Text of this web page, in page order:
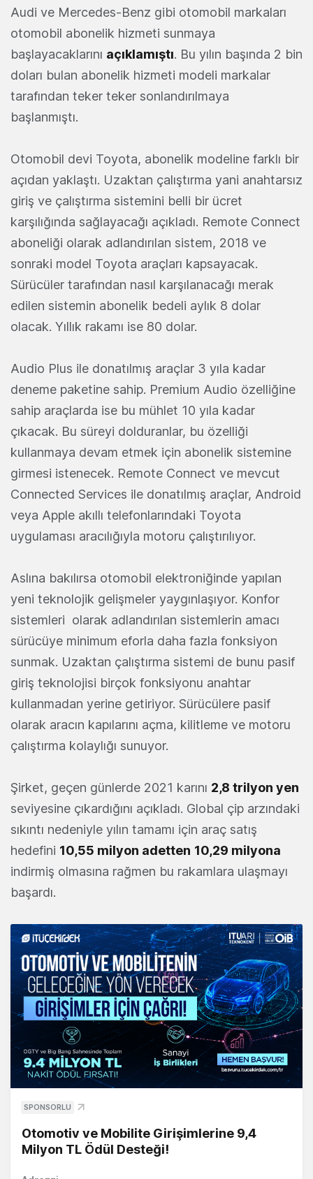
Audi ve Mercedes-Benz gibi otomobil markaları
otomobil abonelik hizmeti sunmaya
başlayacaklarını açıklamıştı. Bu yılın başında 2 bin
doları bulan abonelik hizmeti modeli markalar
tarafından teker teker sonlandırılmaya
başlanmıştı.
Otomobil devi Toyota, abonelik modeline farklı bir
açıdan yaklaştı. Uzaktan çalıştırma yani anahtarsız
giriş ve çalıştırma sistemini belli bir ücret
karşılığında sağlayacağı açıkladı. Remote Connect
aboneliği olarak adlandırılan sistem, 2018 ve
sonraki model Toyota araçları kapsayacak.
Sürücüler tarafından nasıl karşılanacağı merak
edilen sistemin abonelik bedeli aylık 8 dolar
olacak. Yıllık rakamı ise 80 dolar.
Audio Plus ile donatılmış araçlar 3 yıla kadar
deneme paketine sahip. Premium Audio özelliğine
sahip araçlarda ise bu mühlet 10 yıla kadar
çıkacak. Bu süreyi dolduranlar, bu özelliği
kullanmaya devam etmek için abonelik sistemine
girmesi istenecek. Remote Connect ve mevcut
Connected Services ile donatılmış araçlar, Android
veya Apple akıllı telefonlarındaki Toyota
uygulaması aracılığıyla motoru çalıştırılıyor.
Aslına bakılırsa otomobil elektroniğinde yapılan
yeni teknolojik gelişmeler yaygınlaşıyor. Konfor
sistemleri olarak adlandırılan sistemlerin amacı
sürücüye minimum eforla daha fazla fonksiyon
sunmak. Uzaktan çalıştırma sistemi de bunu pasif
giriş teknolojisi birçok fonksiyonu anahtar
kullanmadan yerine getiriyor. Sürücülere pasif
olarak aracın kapılarını açma, kilitleme ve motoru
çalıştırma kolaylığı sunuyor.
Şirket, geçen günlerde 2021 karını 2,8 trilyon yen
seviyesine çıkardığını açıkladı. Global çip arzındaki
sıkıntı nedeniyle yılın tamamı için araç satış
hedefini 10,55 milyon adetten 10,29 milyona
indirmiş olmasına rağmen bu rakamlara ulaşmayı
başardı.
SPONSORLU
Otomotiv ve Mobilite Girişimlerine 9,4
Milyon TL Ödül Desteği!